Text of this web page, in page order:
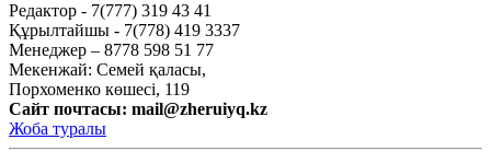
Редактор - 7(777) 319 43 41
Құрылтайшы - 7(778) 419 3337
Менеджер – 8778 598 51 77
Мекенжай: Семей қаласы,
Порхоменко көшесі, 119
Сайт почтасы: mail@zheruiyq.kz
Жоба туралы